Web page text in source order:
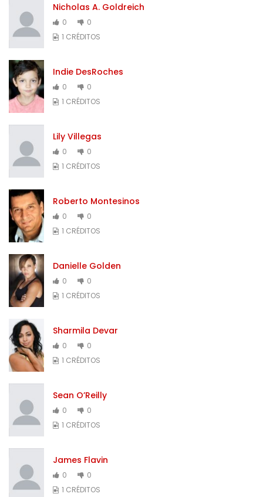
Nicholas A. Goldreich
0
0
1 CRÉDITOS
Indie DesRoches
0
0
1 CRÉDITOS
Lily Villegas
0
0
1 CRÉDITOS
Roberto Montesinos
0
0
1 CRÉDITOS
Danielle Golden
0
0
1 CRÉDITOS
Sharmila Devar
0
0
1 CRÉDITOS
Sean O’Reilly
0
0
1 CRÉDITOS
James Flavin
0
0
1 CRÉDITOS